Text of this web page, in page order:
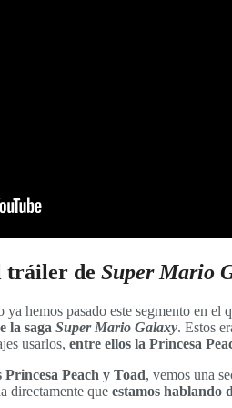
tráiler de Super Mario
hemos pasado este segmento en el
la saga Super Mario Galaxy. Estos
usarlos, entre ellos la Princesa
Peach y Toad, vemos una
directamente que estamos hablando